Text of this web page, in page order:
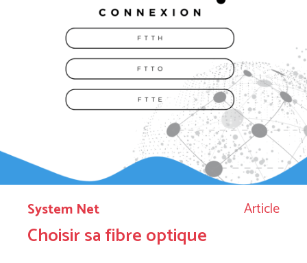
System Net Article
Choisir sa fibre optique